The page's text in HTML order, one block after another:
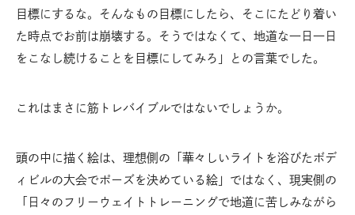
目標にするな。そんなもの目標にしたら、そこにたどり着い
た時点でお前は崩壊する。そうではなくて、地道な一日一日
をこなし続けることを目標にしてみろ」との言葉でした。
これはまさに筋トレバイブルではないでしょうか。
頭の中に描く絵は、理想側の「華々しいライトを浴びたボデ
ィビルの大会でポーズを決めている絵」ではなく、現実側の
「日々のフリーウェイトトレーニングで地道に苦しみながら